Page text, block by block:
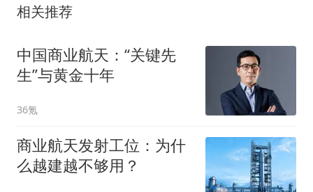
相关推荐
中国商业航天：“关键先
生”与黄金十年
36氪
商业航天发射工位：为什
么越建越不够用？